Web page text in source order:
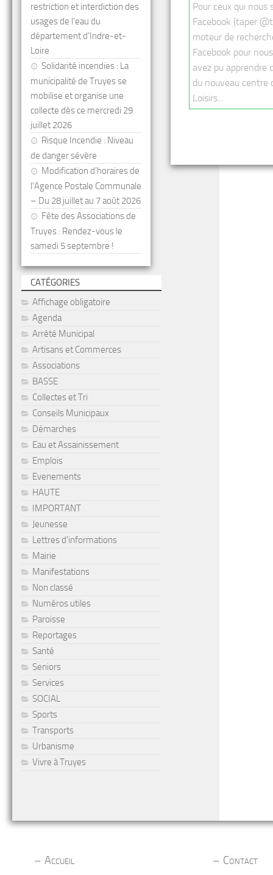
Pour ceux qui nous
Facebook (taper
moteur de
Facebook pour
avez pu apprendre
du nouveau centre
Loisirs...
restriction et interdiction des
usages de l’eau du
département d’Indre-et-
Loire
Solidarité incendies : La
municipalité de Truyes se
mobilise et organise une
collecte dès ce mercredi 29
juillet 2026
Risque Incendie : Niveau
de danger sévère
Modification d’horaires de
l’Agence Postale Communale
– Du 28 juillet au 7 août 2026
Fête des Associations de
Truyes : Rendez-vous le
samedi 5 septembre !
CATÉGORIES
Affichage obligatoire
Agenda
Arrêté Municipal
Artisans et Commerces
Associations
BASSE
Collectes et Tri
Conseils Municipaux
Démarches
Eau et Assainissement
Emplois
Evenements
HAUTE
IMPORTANT
Jeunesse
Lettres d'informations
Mairie
Manifestations
Non classé
Numéros utiles
Paroisse
Reportages
Santé
Seniors
Services
SOCIAL
Sports
Transports
Urbanisme
Vivre à Truyes
Accueil
Contact